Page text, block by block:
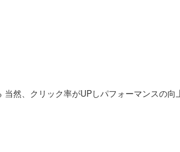
然、クリック率がUPしパフォーマンスの向